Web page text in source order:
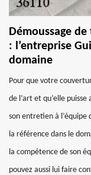
Démoussage
: l’entreprise
domaine
Pour que votre
de l’art et qu’elle
son entretien à l’équipe
la référence dans le
la compétence de son
pouvez aussi lui faire